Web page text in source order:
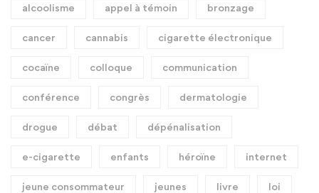
alcoolisme appel à témoin bronzage
cancer cannabis cigarette électronique
cocaïne colloque communication
conférence congrès dermatologie
drogue débat dépénalisation
e-cigarette enfants héroïne internet
jeune consommateur jeunes livre loi